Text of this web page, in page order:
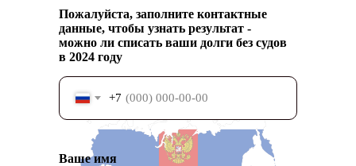
Пожалуйста, заполните контактные
данные, чтобы узнать результат -
можно ли списать ваши долги без судов
в 2024 году
+7
Ваше имя